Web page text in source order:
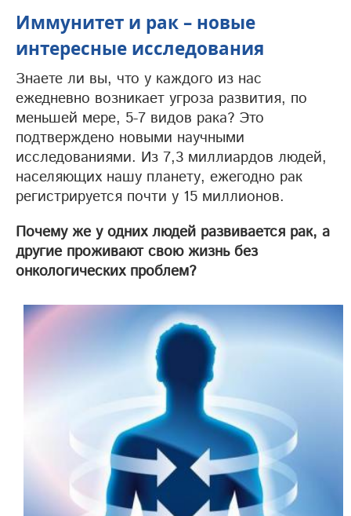
Иммунитет и рак – новые
интересные исследования
Знаете ли вы, что у каждого из нас
ежедневно возникает угроза развития, по
меньшей мере, 5-7 видов рака? Это
подтверждено новыми научными
исследованиями. Из 7,3 миллиардов людей,
населяющих нашу планету, ежегодно рак
регистрируется почти у 15 миллионов.
Почему же у одних людей развивается рак, а
другие проживают свою жизнь без
онкологических проблем?